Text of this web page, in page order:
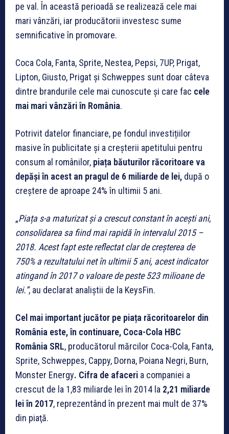
pe val. În această perioadă se realizează cele mai
mari vânzări, iar producătorii investesc sume
semnificative în promovare.
Coca Cola, Fanta, Sprite, Nestea, Pepsi, 7UP, Prigat,
Lipton, Giusto, Prigat și Schweppes sunt doar câteva
dintre brandurile cele mai cunoscute și care fac cele
mai mari vânzări în România.
Potrivit datelor financiare, pe fondul investițiilor
masive în publicitate și a creșterii apetitului pentru
consum al românilor, piața băuturilor răcoritoare va
depăși în acest an pragul de 6 miliarde de lei, după o
creștere de aproape 24% în ultimii 5 ani.
„Piața s-a maturizat și a crescut constant în acești ani,
consolidarea sa fiind mai rapidă în intervalul 2015 –
2018. Acest fapt este reflectat clar de creșterea de
750% a rezultatului net în ultimii 5 ani, acest indicator
atingand în 2017 o valoare de peste 523 milioane de
lei.”, au declarat analiștii de la KeysFin.
Cel mai important jucător pe piața răcoritoarelor din
România este, în continuare, Coca-Cola HBC
România SRL, producătorul mărcilor Coca-Cola, Fanta,
Sprite, Schweppes, Cappy, Dorna, Poiana Negri, Burn,
Monster Energy. Cifra de afaceri a companiei a
crescut de la 1,83 miliarde lei în 2014 la 2,21 miliarde
lei în 2017, reprezentând în prezent mai mult de 37%
din piaţă.